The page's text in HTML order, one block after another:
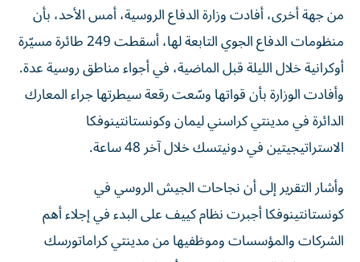
من جهة أخرى، أفادت وزارة الدفاع الروسية، أمس الأحد، بأن
منظومات الدفاع الجوي التابعة لها، أسقطت 249 طائرة مسيّرة
أوكرانية خلال الليلة قبل الماضية، في أجواء مناطق روسية عدة.
وأفادت الوزارة بأن قواتها وسّعت رقعة سيطرتها جراء المعارك
الدائرة في مدينتي كراسني ليمان وكونستانتينوفكا
الاستراتيجيتين في دونيتسك خلال آخر 48 ساعة.
وأشار التقرير إلى أن نجاحات الجيش الروسي في
كونستانتينوفكا أجبرت نظام كييف على البدء في إجلاء أهم
الشركات والمؤسسات وموظفيها من مدينتي كراماتورسك